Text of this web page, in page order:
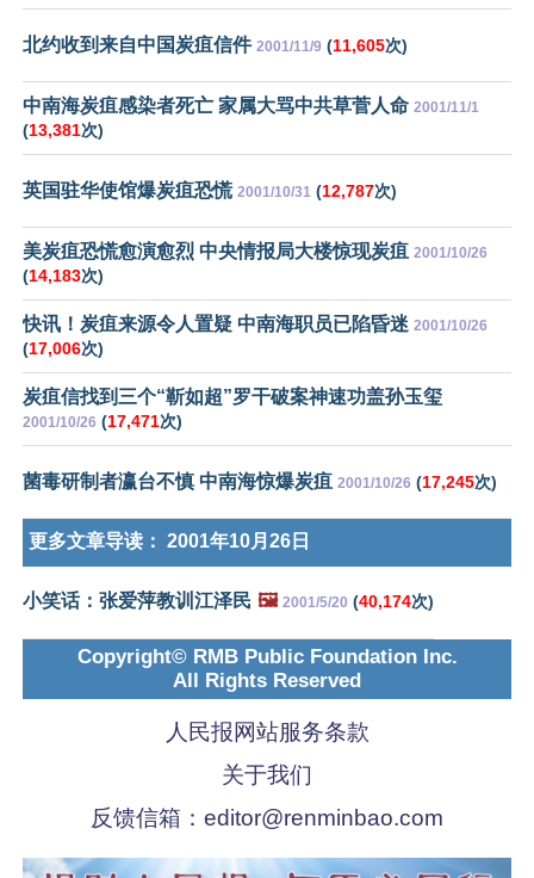
北约收到来自中国炭疽信件 2001/11/9 (11,605次)
中南海炭疽感染者死亡 家属大骂中共草菅人命 2001/11/1
(13,381次)
英国驻华使馆爆炭疽恐慌 2001/10/31 (12,787次)
美炭疽恐慌愈演愈烈 中央情报局大楼惊现炭疽 2001/10/26
(14,183次)
快讯！炭疽来源令人置疑 中南海职员已陷昏迷 2001/10/26
(17,006次)
炭疽信找到三个“靳如超”罗干破案神速功盖孙玉玺
2001/10/26 (17,471次)
菌毒研制者瀛台不慎 中南海惊爆炭疽 2001/10/26 (17,245次)
更多文章导读： 2001年10月26日
小笑话：张爱萍教训江泽民 🖼️ 2001/5/20 (40,174次)
Copyright© RMB Public Foundation Inc.
All Rights Reserved
人民报网站服务条款
关于我们
反馈信箱： editor@renminbao.com